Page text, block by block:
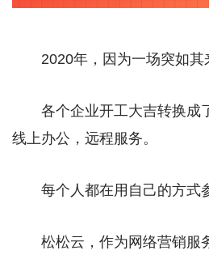
2020年，因为一场突如其
各个企业开工大吉转换成
线上办公，远程服务。
每个人都在用自己的方式
松松云，作为网络营销服